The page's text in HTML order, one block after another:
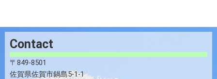
Contact
〒849-8501
佐賀県佐賀市鍋島5-1-1